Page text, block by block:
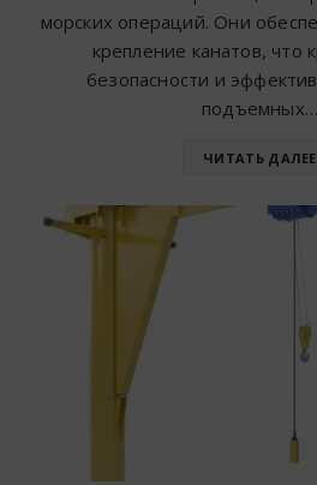
морских операций. Они
крепление канатов, что
безопасности и
подъемных…
ЧИТАТЬ ДАЛЕЕ